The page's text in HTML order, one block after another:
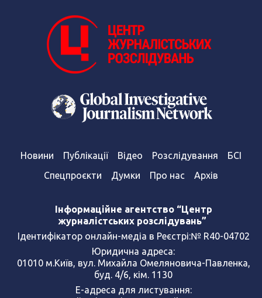
Новини Публікації Відео Розслідування
БСІ
Спецпроєкти
Думки Про нас Архів
Інформаційне агентство “Центр
журналістських розслідувань”
Ідентифікатор онлайн-медіа в Реєстрі:№ R40-04702
Юридична адреса:
01010 м.Київ, вул. Михайла Омеляновича-Павленка,
буд. 4/6, кім. 1130
Е-адреса для листування: